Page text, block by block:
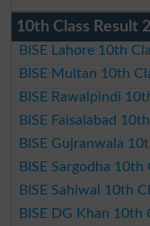
10th Class Result
BISE Lahore 10th
BISE Multan 10th
BISE Rawalpindi
BISE Faisalabad
BISE Gujranwala
BISE Sargodha 10th
BISE Sahiwal 10th
BISE DG Khan 10th